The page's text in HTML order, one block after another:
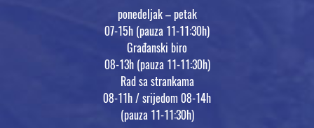
ponedeljak – petak
07-15h (pauza 11-11:30h)
Građanski biro
08-13h (pauza 11-11:30h)
Rad sa strankama
08-11h / srijedom 08-14h
(pauza 11-11:30h)